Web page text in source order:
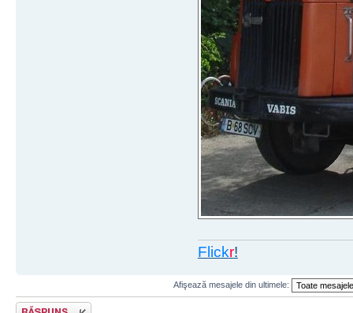
Flickr!
Afişează mesajele din ultimele:
Răspunde